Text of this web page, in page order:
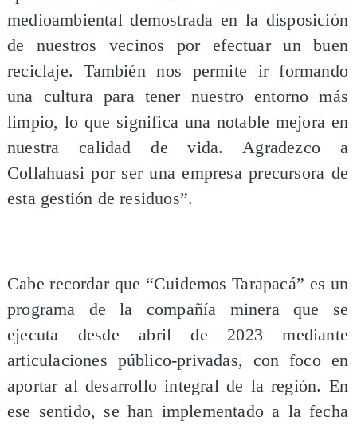
medioambiental demostrada en la disposición
de nuestros vecinos por efectuar un buen
reciclaje. También nos permite ir formando
una cultura para tener nuestro entorno más
limpio, lo que significa una notable mejora en
nuestra calidad de vida. Agradezco a
Collahuasi por ser una empresa precursora de
esta gestión de residuos”.
Cabe recordar que “Cuidemos Tarapacá” es un
programa de la compañía minera que se
ejecuta desde abril de 2023 mediante
articulaciones público-privadas, con foco en
aportar al desarrollo integral de la región. En
ese sentido, se han implementado a la fecha